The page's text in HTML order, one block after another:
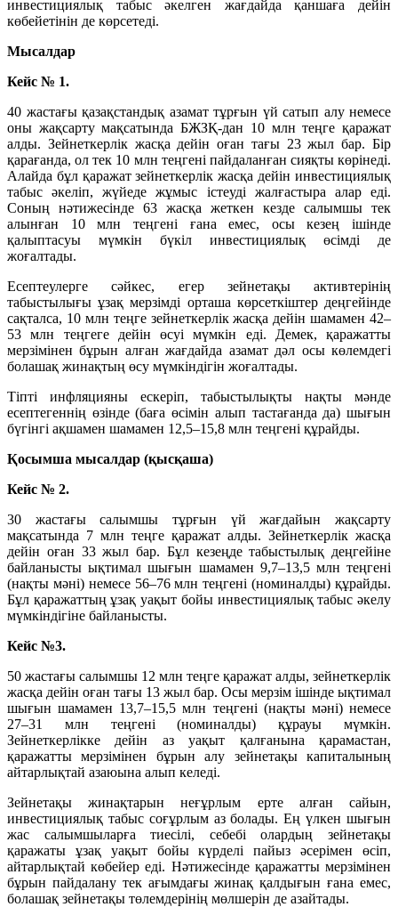
инвестициялық табыс әкелген жағдайда қаншаға дейін
көбейетінін де көрсетеді.
Мысалдар
Кейс № 1.
40 жастағы қазақстандық азамат тұрғын үй сатып алу немесе
оны жақсарту мақсатында БЖЗҚ-дан 10 млн теңге қаражат
алды. Зейнеткерлік жасқа дейін оған тағы 23 жыл бар. Бір
қарағанда, ол тек 10 млн теңгені пайдаланған сияқты көрінеді.
Алайда бұл қаражат зейнеткерлік жасқа дейін инвестициялық
табыс әкеліп, жүйеде жұмыс істеуді жалғастыра алар еді.
Соның нәтижесінде 63 жасқа жеткен кезде салымшы тек
алынған 10 млн теңгені ғана емес, осы кезең ішінде
қалыптасуы мүмкін бүкіл инвестициялық өсімді де
жоғалтады.
Есептеулерге сәйкес, егер зейнетақы активтерінің
табыстылығы ұзақ мерзімді орташа көрсеткіштер деңгейінде
сақталса, 10 млн теңге зейнеткерлік жасқа дейін шамамен 42–
53 млн теңгеге дейін өсуі мүмкін еді. Демек, қаражатты
мерзімінен бұрын алған жағдайда азамат дәл осы көлемдегі
болашақ жинақтың өсу мүмкіндігін жоғалтады.
Тіпті инфляцияны ескеріп, табыстылықты нақты мәнде
есептегеннің өзінде (баға өсімін алып тастағанда да) шығын
бүгінгі ақшамен шамамен 12,5–15,8 млн теңгені құрайды.
Қосымша мысалдар (қысқаша)
Кейс № 2.
30 жастағы салымшы тұрғын үй жағдайын жақсарту
мақсатында 7 млн теңге қаражат алды. Зейнеткерлік жасқа
дейін оған 33 жыл бар. Бұл кезеңде табыстылық деңгейіне
байланысты ықтимал шығын шамамен 9,7–13,5 млн теңгені
(нақты мәні) немесе 56–76 млн теңгені (номиналды) құрайды.
Бұл қаражаттың ұзақ уақыт бойы инвестициялық табыс әкелу
мүмкіндігіне байланысты.
Кейс №3.
50 жастағы салымшы 12 млн теңге қаражат алды, зейнеткерлік
жасқа дейін оған тағы 13 жыл бар. Осы мерзім ішінде ықтимал
шығын шамамен 13,7–15,5 млн теңгені (нақты мәні) немесе
27–31 млн теңгені (номиналды) құрауы мүмкін.
Зейнеткерлікке дейін аз уақыт қалғанына қарамастан,
қаражатты мерзімінен бұрын алу зейнетақы капиталының
айтарлықтай азаюына алып келеді.
Зейнетақы жинақтарын неғұрлым ерте алған сайын,
инвестициялық табыс соғұрлым аз болады. Ең үлкен шығын
жас салымшыларға тиесілі, себебі олардың зейнетақы
қаражаты ұзақ уақыт бойы күрделі пайыз әсерімен өсіп,
айтарлықтай көбейер еді. Нәтижесінде қаражатты мерзімінен
бұрын пайдалану тек ағымдағы жинақ қалдығын ғана емес,
болашақ зейнетақы төлемдерінің мөлшерін де азайтады.